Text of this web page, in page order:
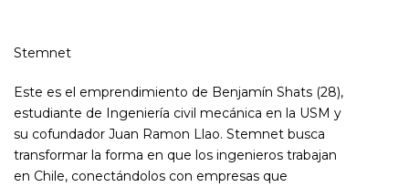
Stemnet
Este es el emprendimiento de Benjamín Shats (28),
estudiante de Ingeniería civil mecánica en la USM y
su cofundador Juan Ramon Llao. Stemnet busca
transformar la forma en que los ingenieros trabajan
en Chile, conectándolos con empresas que